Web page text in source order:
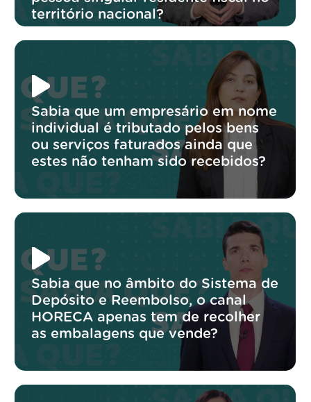
território nacional?
Sabia que um empresário em nome
individual é tributado pelos bens
ou serviços faturados ainda que
estes não tenham sido recebidos?
Sabia que no âmbito do Sistema de
Depósito e Reembolso, o canal
HORECA apenas tem de recolher
as embalagens que vende?